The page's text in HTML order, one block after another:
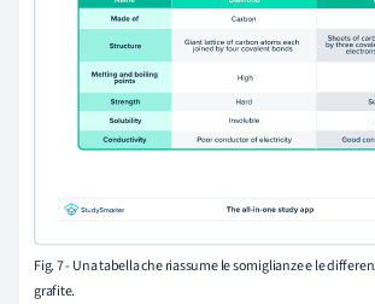
Fig. 7 - Una tabella che riassume le somiglianze e le
grafite.